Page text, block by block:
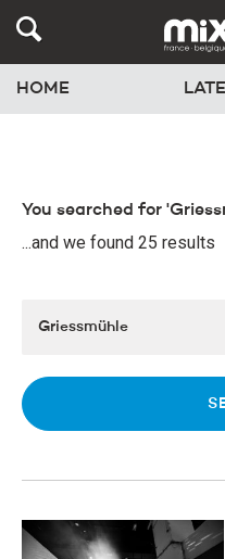
HOME
You searched for
...and we found 25 results